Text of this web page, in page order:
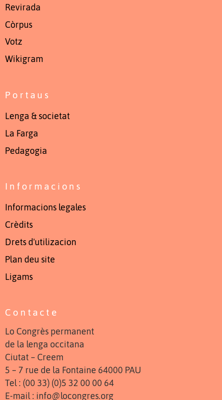
Revirada
Còrpus
Votz
Wikigram
Portaus
Lenga & societat
La Farga
Pedagogia
Informacions
Informacions legales
Crèdits
Drets d'utilizacion
Plan deu site
Ligams
Contacte
Lo Congrès permanent
de la lenga occitana
Ciutat – Creem
5 – 7 rue de la Fontaine 64000 PAU
Tel : (00 33) (0)5 32 00 00 64
E-mail : info@locongres.org